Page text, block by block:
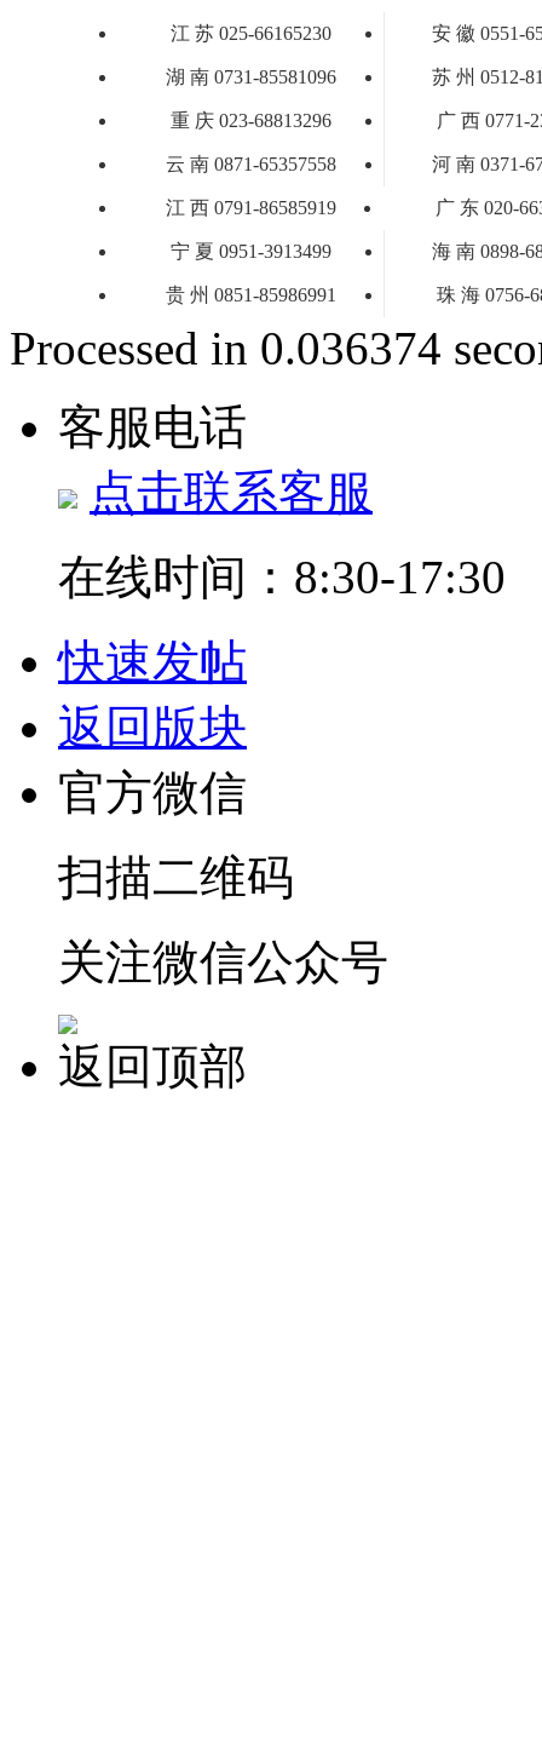
江 苏 025-66165230 安 徽 0551-
湖 南 0731-85581096 苏 州 0512-
重 庆 023-68813296 广 西 0771-
云 南 0871-65357558 河 南 0371-
江 西 0791-86585919 广 东 020-
宁 夏 0951-3913499 海 南 0898-
贵 州 0851-85986991 珠 海 0756-
Processed in 0.036374
客服电话
点击联系客服
在线时间：8:30-17:30
快速发帖
返回版块
官方微信
扫描二维码
关注微信公众号
返回顶部